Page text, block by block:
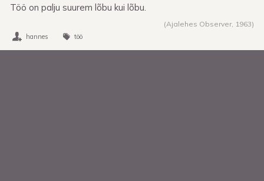
Töö on palju suurem lõbu kui lõbu.
(Ajalehes Observer, 1963)
hannes töö